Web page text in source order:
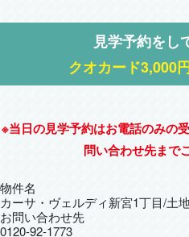
見学予約をし
クオカード3,000
※当日の見学予約はお電話のみの
問い合わせ先まで
物件名
カーサ・ヴェルディ新宮1丁目/
お問い合わせ先
0120-92-1773